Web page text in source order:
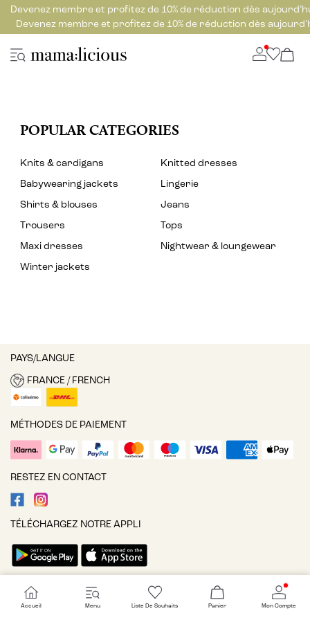
Devenez membre et profitez de 10% de réduction dès
Devenez membre et profitez de 10% de réduction dès
POPULAR CATEGORIES
Knits & cardigans
Knitted dresses
Babywearing jackets
Lingerie
Shirts & blouses
Jeans
Trousers
Tops
Maxi dresses
Nightwear & loungewear
Winter jackets
PAYS/LANGUE
FRANCE / FRENCH
MÉTHODES DE PAIEMENT
RESTEZ EN CONTACT
TÉLÉCHARGEZ NOTRE APPLI
Paramètres des cookies
Accueil Menu Liste De Souhaits Panier Mon Compte